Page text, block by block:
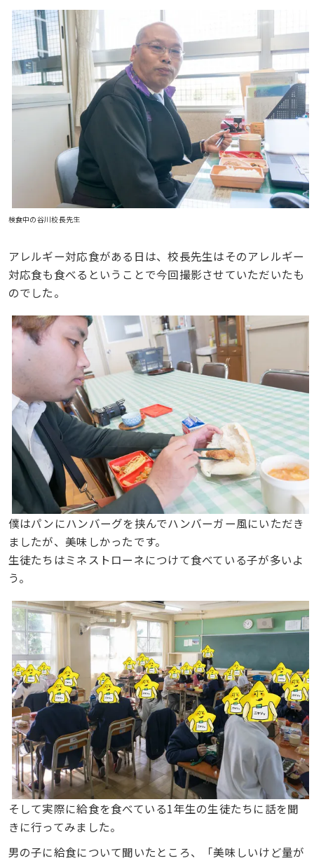
検食中の谷川校長先生
アレルギー対応食がある日は、校長先生はそのアレルギー
対応食も食べるということで今回撮影させていただいたも
のでした。
僕はパンにハンバーグを挟んでハンバーガー風にいただき
ましたが、美味しかったです。
生徒たちはミネストローネにつけて食べている子が多いよ
う。
そして実際に給食を食べている1年生の生徒たちに話を聞
きに行ってみました。
男の子に給食について聞いたところ、「美味しいけど量が